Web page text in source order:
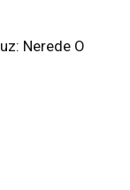
Nerede O